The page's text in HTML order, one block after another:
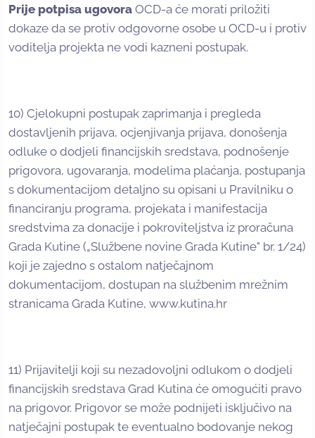
Prije potpisa ugovora OCD-a će morati priložiti
dokaze da se protiv odgovorne osobe u OCD-u i protiv
voditelja projekta ne vodi kazneni postupak.
10) Cjelokupni postupak zaprimanja i pregleda
dostavljenih prijava, ocjenjivanja prijava, donošenja
odluke o dodjeli financijskih sredstava, podnošenje
prigovora, ugovaranja, modelima plaćanja, postupanja
s dokumentacijom detaljno su opisani u Pravilniku o
financiranju programa, projekata i manifestacija
sredstvima za donacije i pokroviteljstva iz proračuna
Grada Kutine („Službene novine Grada Kutine" br. 1/24)
koji je zajedno s ostalom natječajnom
dokumentacijom, dostupan na službenim mrežnim
stranicama Grada Kutine, www.kutina.hr
11) Prijavitelji koji su nezadovoljni odlukom o dodjeli
financijskih sredstava Grad Kutina će omogućiti pravo
na prigovor. Prigovor se može podnijeti isključivo na
natječajni postupak te eventualno bodovanje nekog